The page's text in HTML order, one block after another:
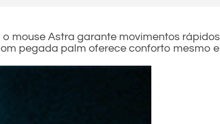
mouse Astra garante movimentos
pegada palm oferece conforto mesmo